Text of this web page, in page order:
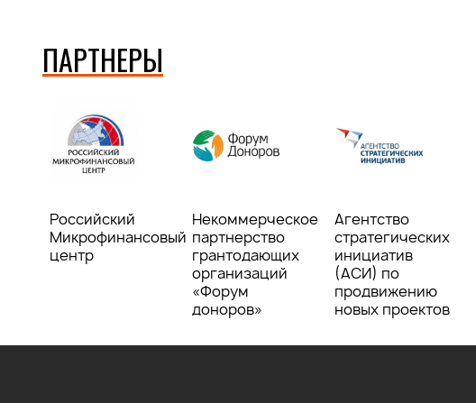
ПАРТНЕРЫ
Российский
Микрофинансовый
центр
Некоммерческое
партнерство
грантодающих
организаций
«Форум
доноров»
Агентство
стратегических
инициатив
(АСИ) по
продвижению
новых проектов